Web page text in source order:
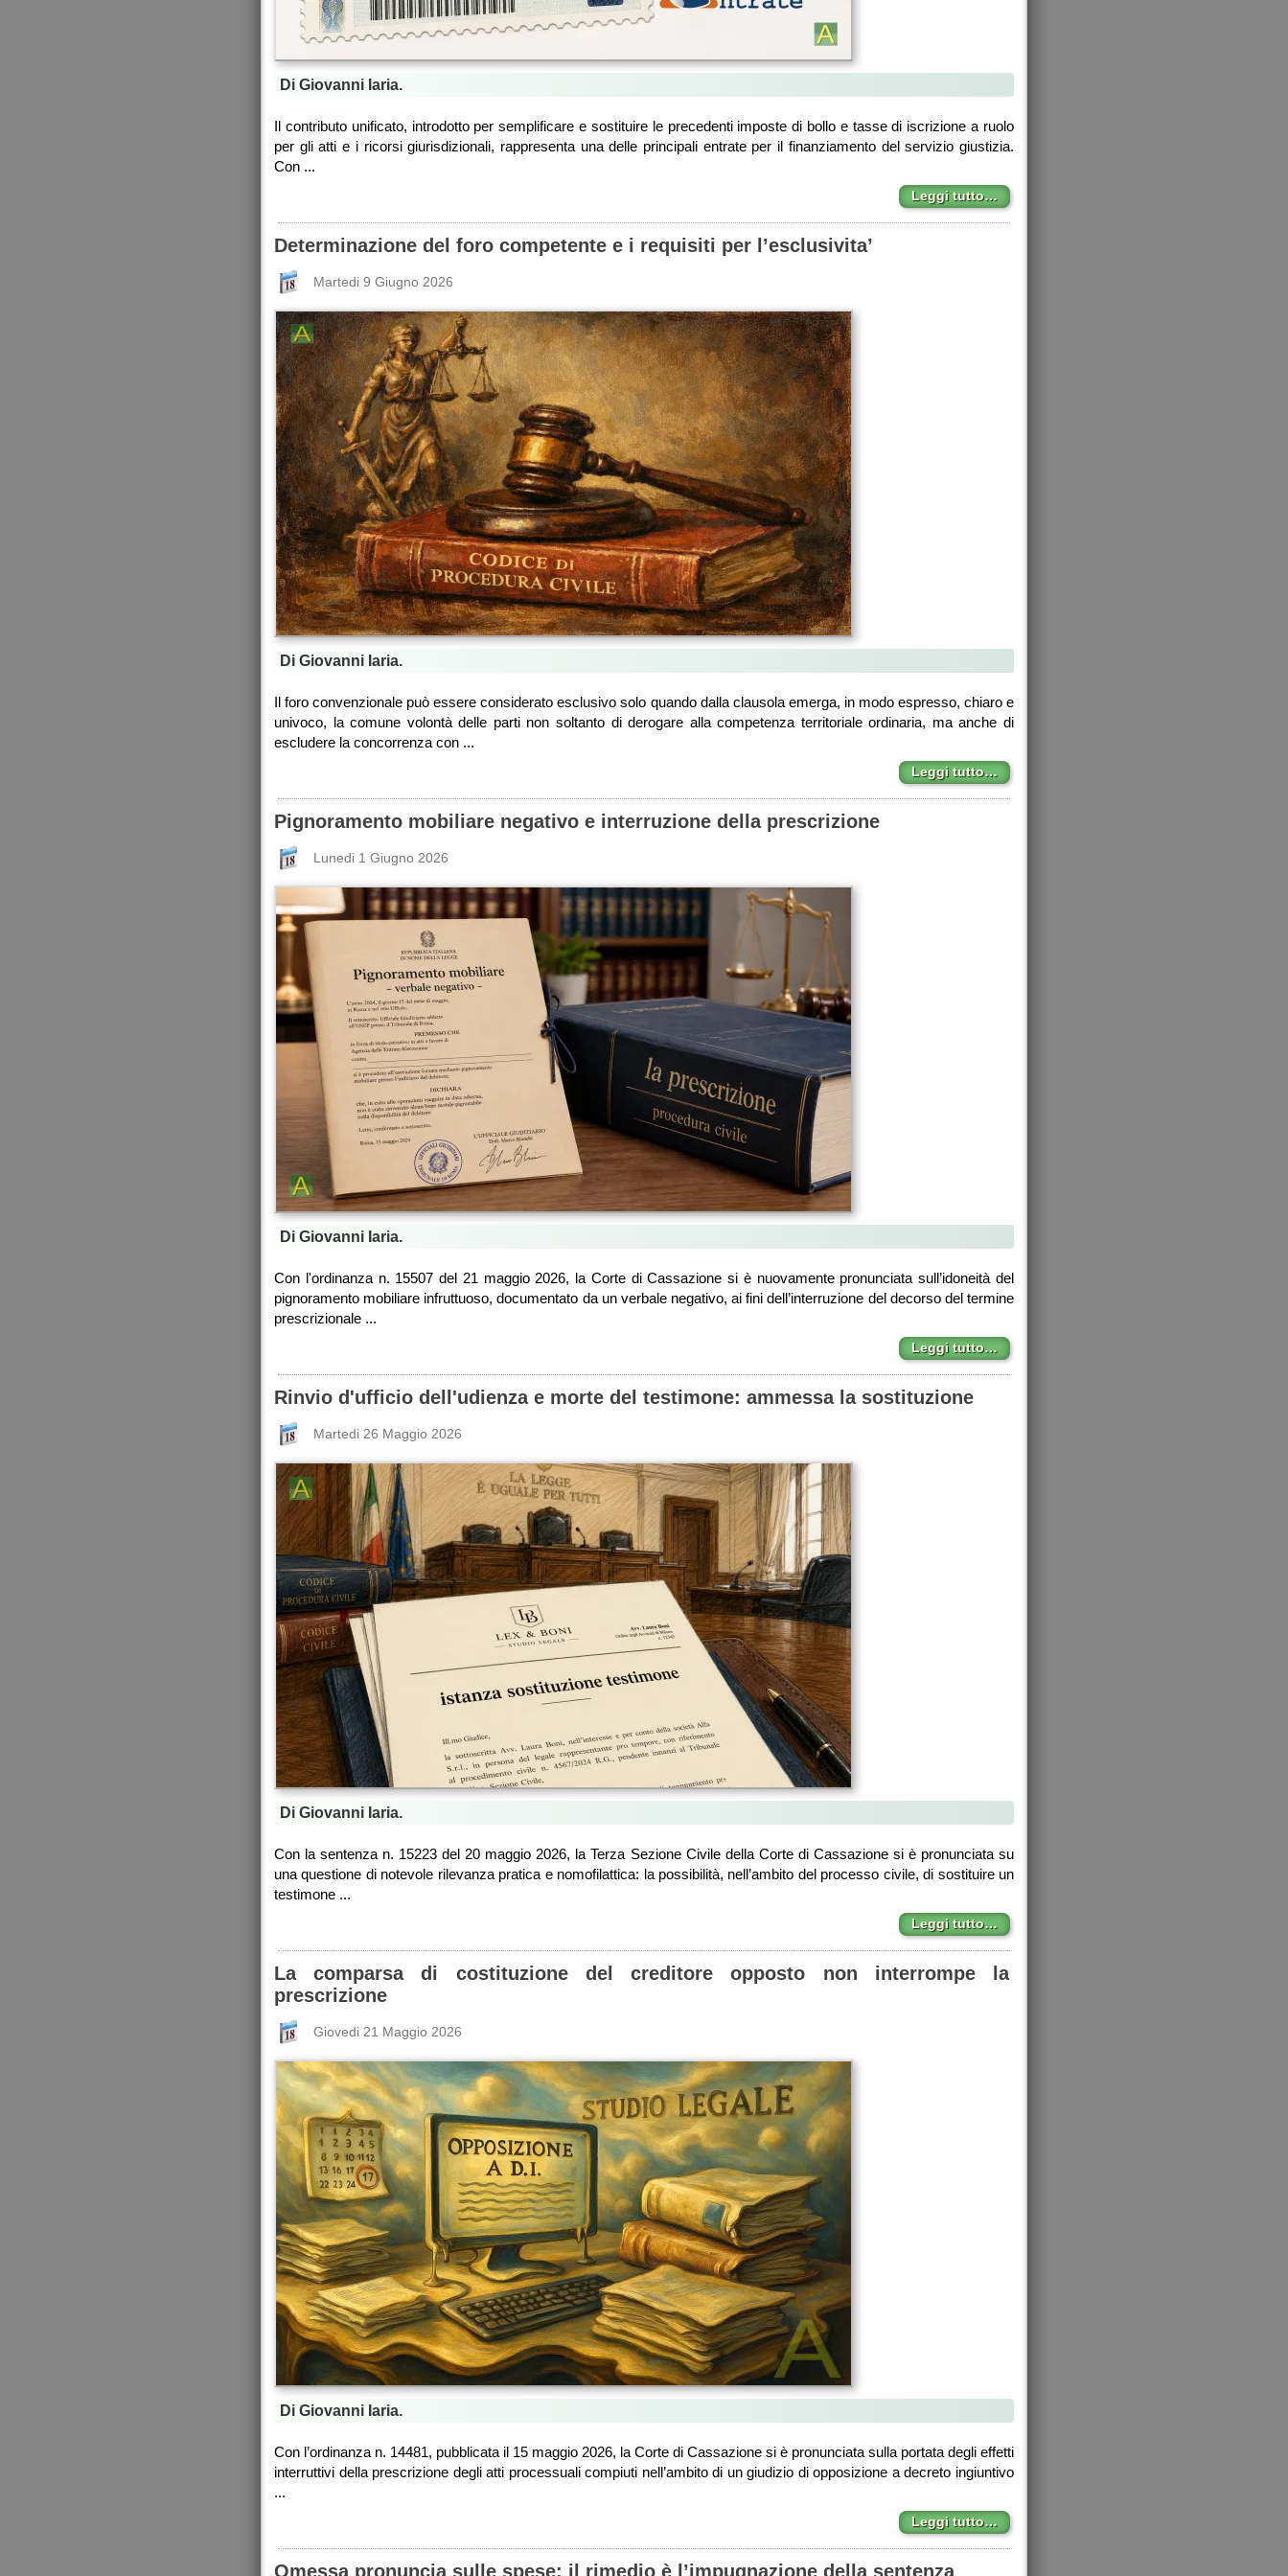
Di Giovanni Iaria.
Il contributo unificato, introdotto per semplificare e sostituire le precedenti imposte di bollo e tasse di iscrizione a ruolo
per gli atti e i ricorsi giurisdizionali, rappresenta una delle principali entrate per il finanziamento del servizio giustizia.
Con ...
Leggi tutto…
Determinazione del foro competente e i requisiti per l’esclusivita’
Martedi 9 Giugno 2026
Di Giovanni Iaria.
Il foro convenzionale può essere considerato esclusivo solo quando dalla clausola emerga, in modo espresso, chiaro e
univoco, la comune volontà delle parti non soltanto di derogare alla competenza territoriale ordinaria, ma anche di
escludere la concorrenza con ...
Leggi tutto…
Pignoramento mobiliare negativo e interruzione della prescrizione
Lunedi 1 Giugno 2026
Di Giovanni Iaria.
Con l'ordinanza n. 15507 del 21 maggio 2026, la Corte di Cassazione si è nuovamente pronunciata sull’idoneità del
pignoramento mobiliare infruttuoso, documentato da un verbale negativo, ai fini dell’interruzione del decorso del termine
prescrizionale ...
Leggi tutto…
Rinvio d'ufficio dell'udienza e morte del testimone: ammessa la sostituzione
Martedi 26 Maggio 2026
Di Giovanni Iaria.
Con la sentenza n. 15223 del 20 maggio 2026, la Terza Sezione Civile della Corte di Cassazione si è pronunciata su
una questione di notevole rilevanza pratica e nomofilattica: la possibilità, nell’ambito del processo civile, di sostituire un
testimone ...
Leggi tutto…
La comparsa di costituzione del creditore opposto non interrompe la
prescrizione
Giovedi 21 Maggio 2026
Di Giovanni Iaria.
Con l’ordinanza n. 14481, pubblicata il 15 maggio 2026, la Corte di Cassazione si è pronunciata sulla portata degli effetti
interruttivi della prescrizione degli atti processuali compiuti nell’ambito di un giudizio di opposizione a decreto ingiuntivo
...
Leggi tutto…
Omessa pronuncia sulle spese: il rimedio è l’impugnazione della sentenza